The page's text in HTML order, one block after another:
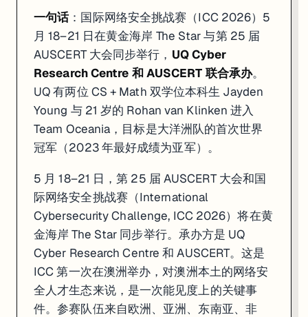
一句话：国际网络安全挑战赛（ICC 2026）5
月 18–21 日在黄金海岸 The Star 与第 25 届
AUSCERT 大会同步举行， UQ Cyber
Research Centre 和 AUSCERT 联合承办。
UQ 有两位 CS + Math 双学位本科生 Jayden
Young 与 21 岁的 Rohan van Klinken 进入
Team Oceania，目标是大洋洲队的首次世界
冠军（2023 年最好成绩为亚军）。
5 月 18–21 日，第 25 届 AUSCERT 大会和国
际网络安全挑战赛（International
Cybersecurity Challenge, ICC 2026）将在黄
金海岸 The Star 同步举行。承办方是 UQ
Cyber Research Centre 和 AUSCERT。这是
ICC 第一次在澳洲举办，对澳洲本土的网络安
全人才生态来说，是一次能见度上的关键事
件。参赛队伍来自欧洲、亚洲、东南亚、非